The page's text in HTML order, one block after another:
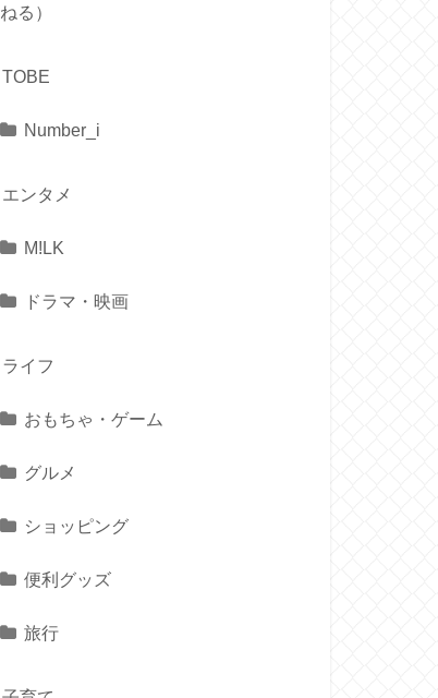
ねる）
TOBE
Number_i
エンタメ
M!LK
ドラマ・映画
ライフ
おもちゃ・ゲーム
グルメ
ショッピング
便利グッズ
旅行